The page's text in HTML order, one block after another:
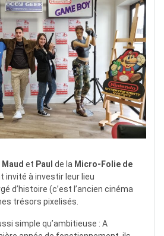
Maud et Paul de la Micro-Folie de
invité à investir leur lieu
d’histoire (c’est l’ancien cinéma
trésors pixelisés.
simple qu’ambitieuse : A